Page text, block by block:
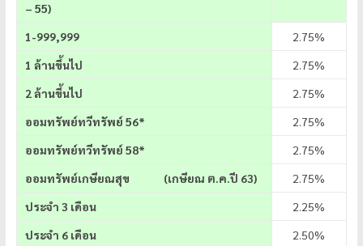
– 55)
1-999,999
2.75%
1 ล้านขึ้นไป
2.75%
2 ล้านขึ้นไป
2.75%
ออมทรัพย์ทวีทรัพย์ 56*
2.75%
ออมทรัพย์ทวีทรัพย์ 58*
2.75%
ออมทรัพย์เกษียณสุข (เกษียณ ต.ค.ปี 63)
2.75%
ประจำ 3 เดือน
2.25%
ประจำ 6 เดือน
2.50%